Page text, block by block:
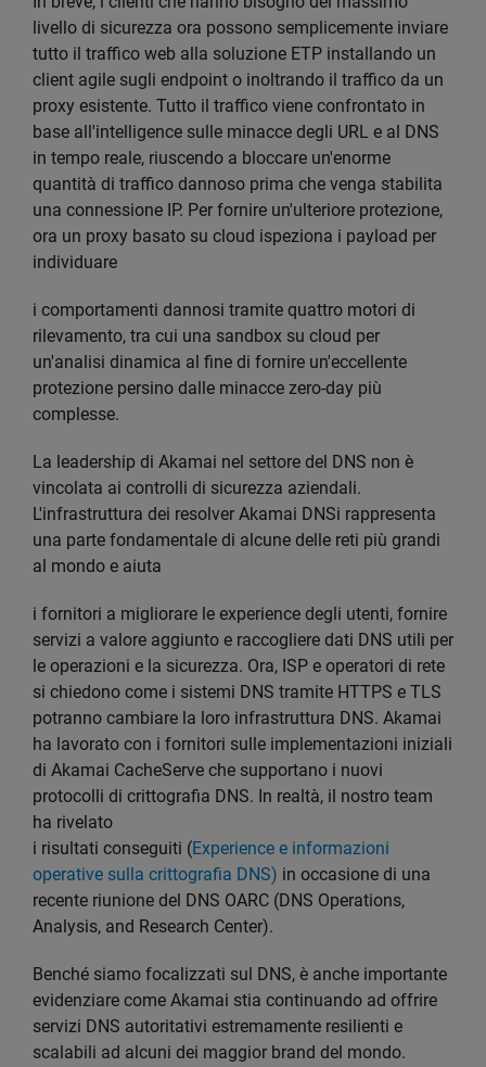
livello di sicurezza ora possono semplicemente inviare
tutto il traffico web alla soluzione ETP installando un
client agile sugli endpoint o inoltrando il traffico da un
proxy esistente. Tutto il traffico viene confrontato in
base all'intelligence sulle minacce degli URL e al DNS
in tempo reale, riuscendo a bloccare un'enorme
quantità di traffico dannoso prima che venga stabilita
una connessione IP. Per fornire un'ulteriore protezione,
ora un proxy basato su cloud ispeziona i payload per
individuare
i comportamenti dannosi tramite quattro motori di
rilevamento, tra cui una sandbox su cloud per
un'analisi dinamica al fine di fornire un'eccellente
protezione persino dalle minacce zero-day più
complesse.
La leadership di Akamai nel settore del DNS non è
vincolata ai controlli di sicurezza aziendali.
L'infrastruttura dei resolver Akamai DNSi rappresenta
una parte fondamentale di alcune delle reti più grandi
al mondo e aiuta
i fornitori a migliorare le experience degli utenti, fornire
servizi a valore aggiunto e raccogliere dati DNS utili per
le operazioni e la sicurezza. Ora, ISP e operatori di rete
si chiedono come i sistemi DNS tramite HTTPS e TLS
potranno cambiare la loro infrastruttura DNS. Akamai
ha lavorato con i fornitori sulle implementazioni iniziali
di Akamai CacheServe che supportano i nuovi
protocolli di crittografia DNS. In realtà, il nostro team
ha rivelato
i risultati conseguiti (Experience e informazioni
operative sulla crittografia DNS) in occasione di una
recente riunione del DNS OARC (DNS Operations,
Analysis, and Research Center).
Benché siamo focalizzati sul DNS, è anche importante
evidenziare come Akamai stia continuando ad offrire
servizi DNS autoritativi estremamente resilienti e
scalabili ad alcuni dei maggior brand del mondo.